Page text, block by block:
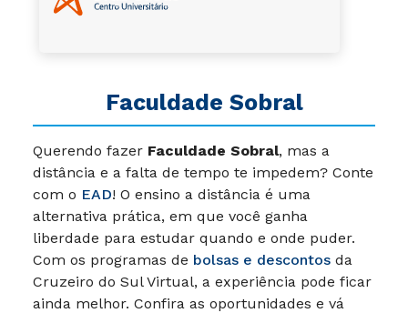
Faculdade Sobral
Querendo fazer Faculdade Sobral, mas a
distância e a falta de tempo te impedem? Conte
com o EAD! O ensino a distância é uma
alternativa prática, em que você ganha
liberdade para estudar quando e onde puder.
Com os programas de bolsas e descontos da
Cruzeiro do Sul Virtual, a experiência pode ficar
ainda melhor. Confira as oportunidades e vá